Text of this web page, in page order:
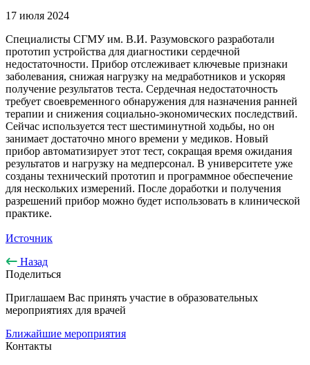
17 июля 2024
Специалисты СГМУ им. В.И. Разумовского разработали
прототип устройства для диагностики сердечной
недостаточности. Прибор отслеживает ключевые признаки
заболевания, снижая нагрузку на медработников и ускоряя
получение результатов теста. Сердечная недостаточность
требует своевременного обнаружения для назначения ранней
терапии и снижения социально-экономических последствий.
Сейчас используется тест шестиминутной ходьбы, но он
занимает достаточно много времени у медиков. Новый
прибор автоматизирует этот тест, сокращая время ожидания
результатов и нагрузку на медперсонал. В университете уже
созданы технический прототип и программное обеспечение
для нескольких измерений. После доработки и получения
разрешений прибор можно будет использовать в клинической
практике.
Источник
Назад
Поделиться
Приглашаем Вас принять участие в образовательных
мероприятиях для врачей
Ближайшие мероприятия
Контакты